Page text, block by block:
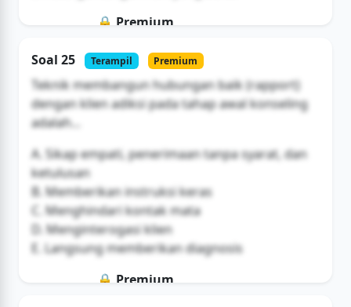
🔒 Premium
Buka Akses
Soal 25 Terampil Premium
Teknik membangun hubungan baik (rapport)
dengan klien adiksi pada tahap awal konseling
adalah...
A. Sikap empati, penerimaan tanpa syarat, dan
ketulusan
B. Memberikan instruksi keras
C. Menghindari kontak mata
D. Menginterogasi klien
E. Langsung memberikan diagnosis
🔒 Premium